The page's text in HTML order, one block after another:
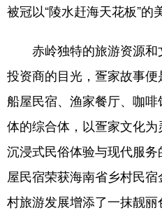
被冠以“陵水赶海天花板”的
赤岭独特的旅游资源和
投资商的目光，疍家故事
船屋民宿、渔家餐厅、咖
体的综合体，以疍家文化
沉浸式民俗体验与现代服
屋民宿荣获海南省乡村民
村旅游发展增添了一抹靓丽